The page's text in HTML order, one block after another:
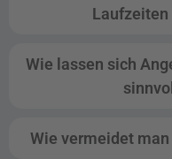
Laufzeiten
Wie lassen sich
Wie vermeidet